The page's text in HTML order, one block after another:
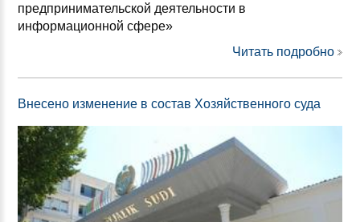
предпринимательской деятельности в
информационной сфере»
Читать подробно
Внесено изменение в состав Хозяйственного суда